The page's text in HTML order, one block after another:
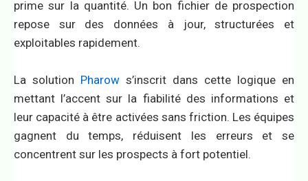
prime sur la quantité. Un bon fichier de prospection
repose sur des données à jour, structurées et
exploitables rapidement.
La solution Pharow s’inscrit dans cette logique en
mettant l’accent sur la fiabilité des informations et
leur capacité à être activées sans friction. Les équipes
gagnent du temps, réduisent les erreurs et se
concentrent sur les prospects à fort potentiel.